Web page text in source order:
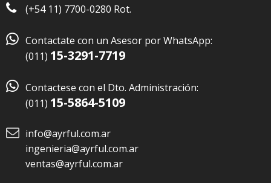
(+54 11) 7700-0280 Rot.
 Contactate con un Asesor por WhatsApp:
(011) 15-3291-7719
 Contactese con el Dto. Administración:
(011) 15-5864-5109
info@ayrful.com.ar
ingenieria@ayrful.com.ar
ventas@ayrful.com.ar